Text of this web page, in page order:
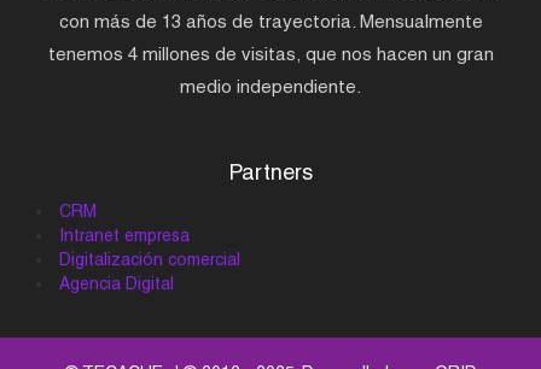
con más de 13 años de trayectoria. Mensualmente
tenemos 4 millones de visitas, que nos hacen un gran
medio independiente.
Partners
CRM
Intranet empresa
Digitalización comercial
Agencia Digital